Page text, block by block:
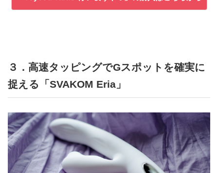
３．高速タッピングでGスポットを確実に
捉える「SVAKOM Eria」